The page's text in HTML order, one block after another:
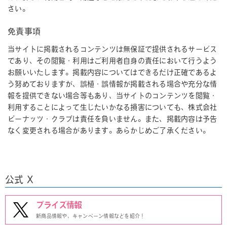
さい。
免責事項
当サイトに掲載されるコンテンツは無保証で提供されるサービス
であり、その閲覧・利用はご利用者自身の責任において行うよう
お願いいたします。掲載内容についてはできるだけ正確であるよ
う努めておりますが、誤植・誤情報が掲載される場合や充分な情
報を提供できない場合等もあり、当サイトのコンテンツを閲覧・
利用することによって生じたいかなる損害についても、株式会社
ピーナッツ・クラブは責任を負いません。また、掲載内容は予告
なく変更される場合があります。あらかじめご了承ください。
公式 X
プライズ情報
新商品情報や、キャンペーン情報などを紹介！